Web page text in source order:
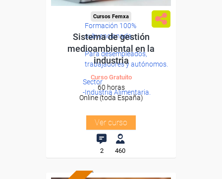
Formación 100%
subvencionada.
Para desempleados,
trabajadores y autónomos.
Sector
-Industria Alimentaria.
Cursos Femxa
Sistema de gestión
medioambiental en la
industria
Curso Gratuito
60 horas
Online (toda España)
Ver curso
2 460